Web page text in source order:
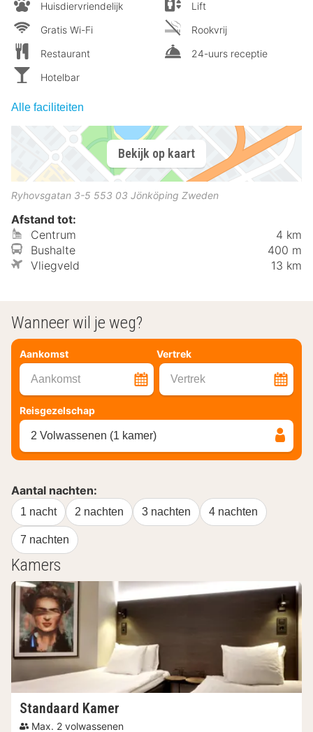
Huisdiervriendelijk
Gratis Wi-Fi
Restaurant
Hotelbar
Lift
Rookvrij
24-uurs receptie
Alle faciliteiten
Bekijk op kaart
Ryhovsgatan 3-5 553 03 Jönköping Zweden
Afstand tot:
Centrum
4 km
Bushalte
400 m
Vliegveld
13 km
Wanneer wil je weg?
Aankomst Vertrek
Aankomst Vertrek
Reisgezelschap
2 Volwassenen (1 kamer)
Aantal nachten:
1 nacht 2 nachten 3 nachten 4 nachten
7 nachten
Kamers
Standaard Kamer
Max. 2 volwassenen